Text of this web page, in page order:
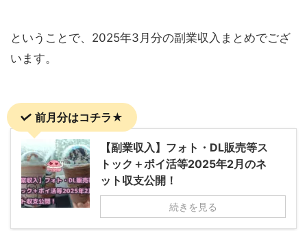
ということで、2025年3月分の副業収入まとめでござ
います。
前月分はコチラ★
【副業収入】フォト・DL販売等ス
トック＋ポイ活等2025年2月のネ
ット収支公開！
続きを見る